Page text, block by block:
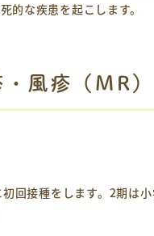
的な疾患を起こします。
・風疹（MR）
回接種をします。2期は